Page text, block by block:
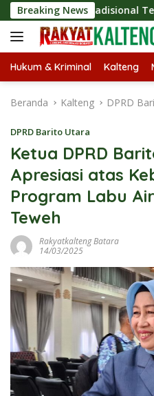
Langsung
ke
konten
Breaking News
Tradisional Tetap Lestari
Hukum & Kriminal Kalteng
Beranda Kalteng DPRD
DPRD Barito Utara
Ketua DPRD
Apresiasi atas
Program Labu
Teweh
Rakyatkalteng Batara
14/03/2025